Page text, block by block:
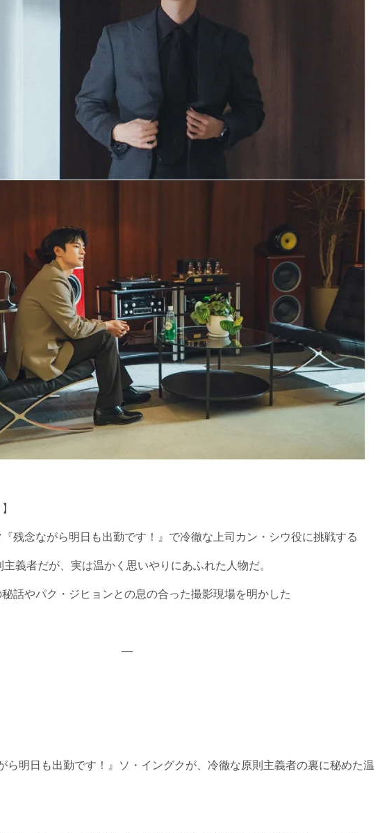
残念ながら明日も出勤です！』で冷徹な上司カン・シウ役に挑戦する
義者だが、実は温かく思いやりにあふれた人物だ。
話やパク・ジヒョンとの息の合った撮影現場を明かした
—
ら明日も出勤です！』ソ・イングクが、冷徹な原則主義者の裏に秘めた温